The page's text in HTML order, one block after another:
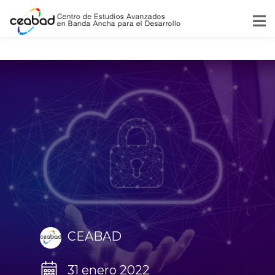
CEABAD
31 enero 2022